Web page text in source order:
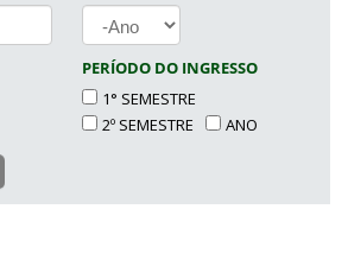
ANO
PERÍODO DO INGRESSO
1° SEMESTRE
2º SEMESTRE
ANO